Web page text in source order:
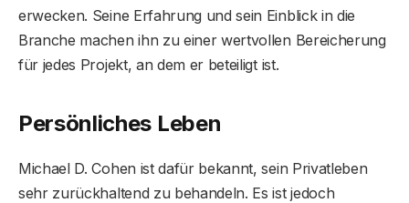
erwecken. Seine Erfahrung und sein Einblick in die
Branche machen ihn zu einer wertvollen Bereicherung
für jedes Projekt, an dem er beteiligt ist.
Persönliches Leben
Michael D. Cohen ist dafür bekannt, sein Privatleben
sehr zurückhaltend zu behandeln. Es ist jedoch